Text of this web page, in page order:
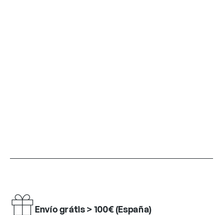
Envío grátis > 100€ (España)